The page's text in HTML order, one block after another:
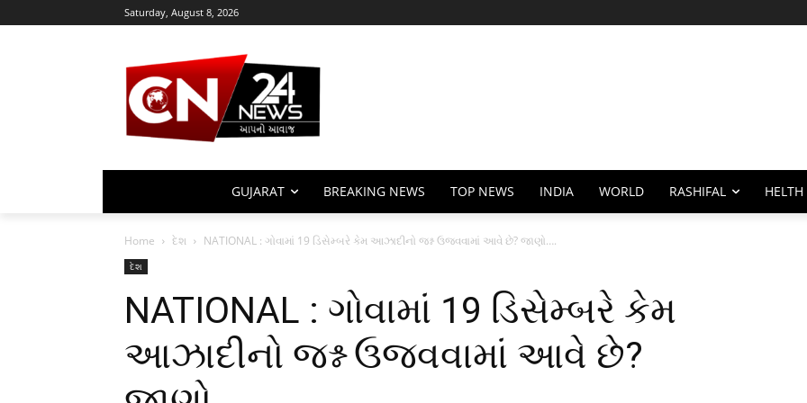
Saturday, August 8, 2026
GUJARAT BREAKING NEWS TOP NEWS INDIA WORLD RASHIFAL HELTH
Home દેશ NATIONAL : ગોવામાં 19 ડિસેમ્બરે કેમ આઝાદીનો જશ્ન ઉજવવામાં આવે છે? જાણો….
દેશ
NATIONAL : ગોવામાં 19 ડિસેમ્બરે કેમ
આઝાદીનો જશ્ન ઉજવવામાં આવે છે?